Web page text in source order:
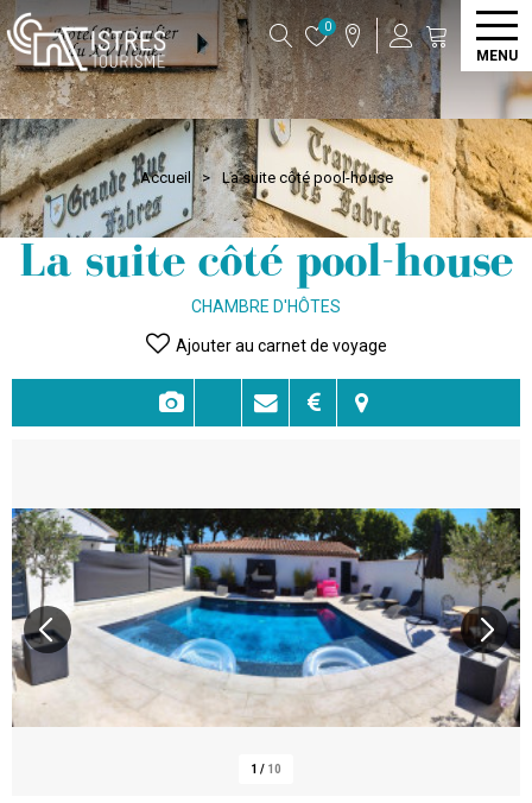
0
MENU
Accueil > La suite côté pool-house
La suite côté pool-house
CHAMBRE D'HÔTES
Ajouter au carnet de voyage
1 / 10